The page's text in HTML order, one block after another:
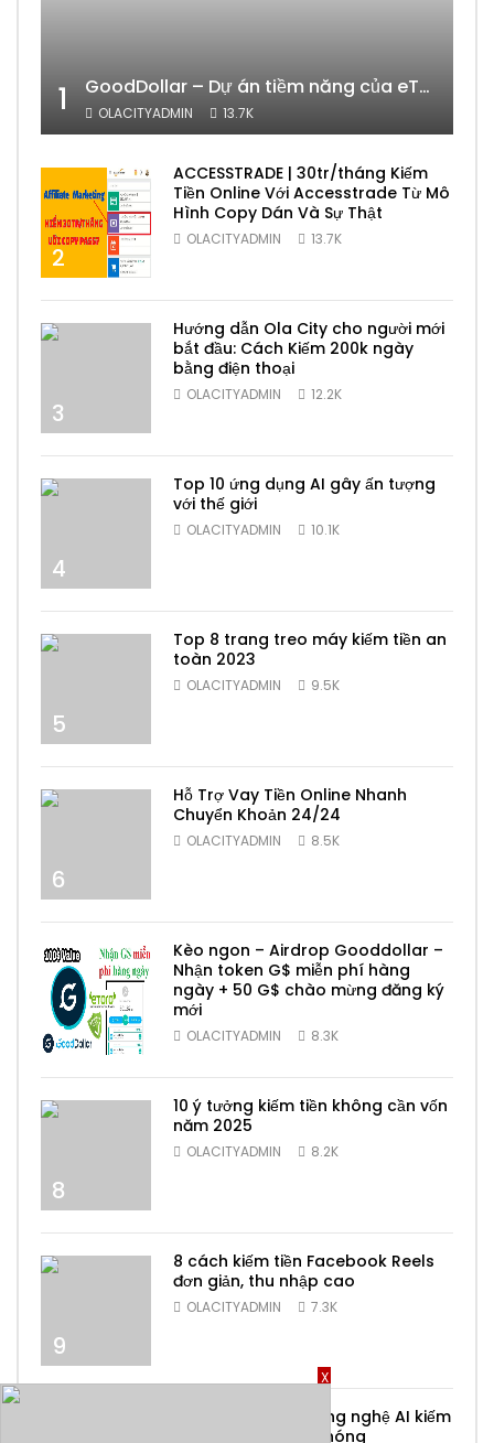
1 GoodDollar – Dự án tiềm năng của eToro có phải lừa đảo hay không?
OLACITYADMIN 13.7K
2
ACCESSTRADE | 30tr/tháng Kiếm
Tiền Online Với Accesstrade Từ Mô
Hình Copy Dán Và Sự Thật
OLACITYADMIN 13.7K
3
Hướng dẫn Ola City cho người mới
bắt đầu: Cách Kiếm 200k ngày
bằng điện thoại
OLACITYADMIN 12.2K
4
Top 10 ứng dụng AI gây ấn tượng
với thế giới
OLACITYADMIN 10.1K
5
Top 8 trang treo máy kiếm tiền an
toàn 2023
OLACITYADMIN 9.5K
6
Hỗ Trợ Vay Tiền Online Nhanh
Chuyển Khoản 24/24
OLACITYADMIN 8.5K
7
Kèo ngon – Airdrop Gooddollar –
Nhận token G$ miễn phí hàng
ngày + 50 G$ chào mừng đăng ký
mới
OLACITYADMIN 8.3K
8
10 ý tưởng kiếm tiền không cần vốn
năm 2025
OLACITYADMIN 8.2K
9
8 cách kiếm tiền Facebook Reels
đơn giản, thu nhập cao
OLACITYADMIN 7.3K
Top 6 ứng dụng công nghệ AI kiếm
tiền online nhanh chóng
X